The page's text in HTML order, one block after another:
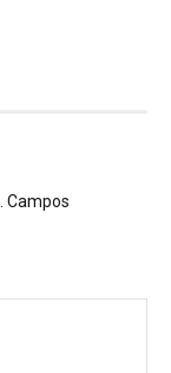
Campos